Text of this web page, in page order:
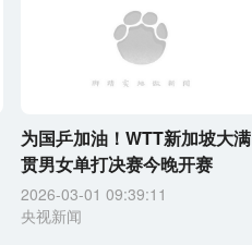
为国乒加油！WTT新加坡大满
贯男女单打决赛今晚开赛
2026-03-01 09:39:11
央视新闻